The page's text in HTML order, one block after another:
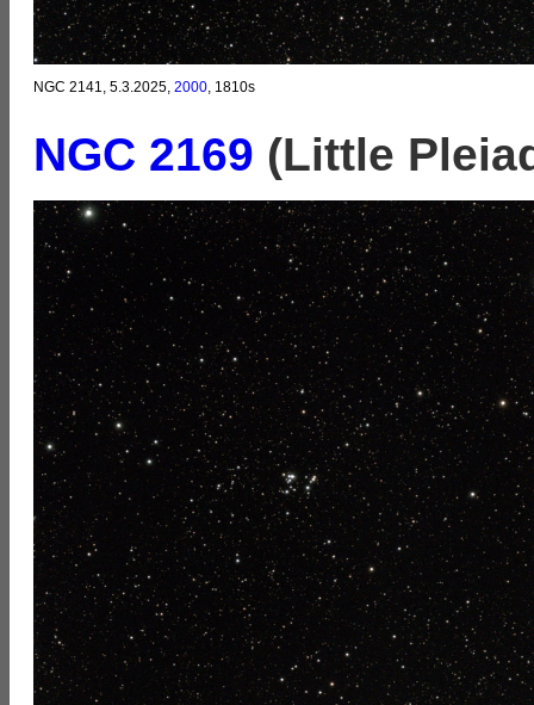
NGC 2141, 5.3.2025, 2000 , 1810s
NGC 2169 (Little